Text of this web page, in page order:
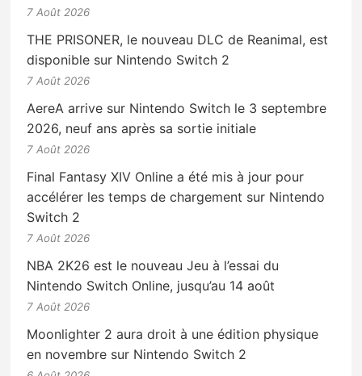
7 Août 2026
THE PRISONER, le nouveau DLC de Reanimal, est
disponible sur Nintendo Switch 2
7 Août 2026
AereA arrive sur Nintendo Switch le 3 septembre
2026, neuf ans après sa sortie initiale
7 Août 2026
Final Fantasy XIV Online a été mis à jour pour
accélérer les temps de chargement sur Nintendo
Switch 2
7 Août 2026
NBA 2K26 est le nouveau Jeu à l’essai du
Nintendo Switch Online, jusqu’au 14 août
7 Août 2026
Moonlighter 2 aura droit à une édition physique
en novembre sur Nintendo Switch 2